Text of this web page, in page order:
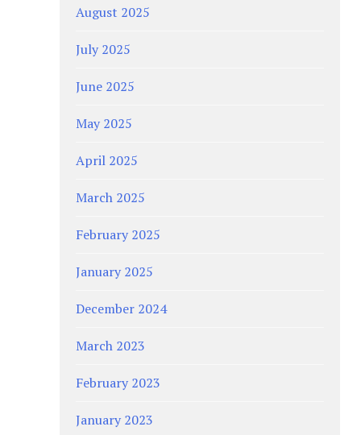
August 2025
July 2025
June 2025
May 2025
April 2025
March 2025
February 2025
January 2025
December 2024
March 2023
February 2023
January 2023